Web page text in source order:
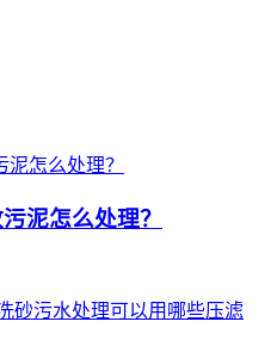
泥怎么处理？